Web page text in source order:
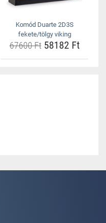
Komód Duarte 2D3S
fekete/tölgy viking
67600 Ft58182 Ft